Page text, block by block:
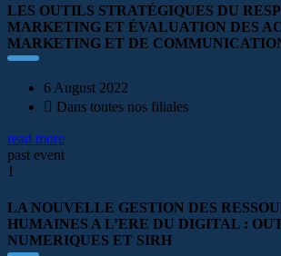
LES OUTILS STRATÉGIQUES DU
MARKETING ET ÉVALUATION DES
MARKETING ET DE
6 August 2022
Dans toutes nos filiales
read more
past event
1
LA NOUVELLE GESTION DES
HUMAINES A L’ERE DU DIGITAL :
NUMERIQUES ET SIRH